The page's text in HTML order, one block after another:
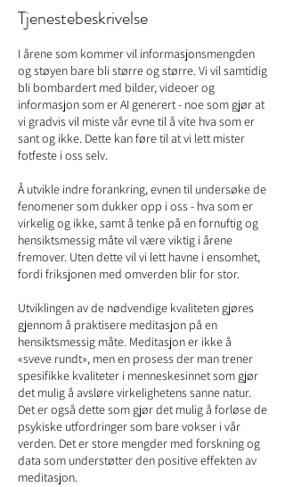
Tjenestebeskrivelse
I årene som kommer vil informasjonsmengden
og støyen bare bli større og større. Vi vil samtidig
bli bombardert med bilder, videoer og
informasjon som er AI generert - noe som gjør at
vi gradvis vil miste vår evne til å vite hva som er
sant og ikke. Dette kan føre til at vi lett mister
fotfeste i oss selv.
Å utvikle indre forankring, evnen til undersøke de
fenomener som dukker opp i oss - hva som er
virkelig og ikke, samt å tenke på en fornuftig og
hensiktsmessig måte vil være viktig i årene
fremover. Uten dette vil vi lett havne i ensomhet,
fordi friksjonen med omverden blir for stor.
Utviklingen av de nødvendige kvaliteten gjøres
gjennom å praktisere meditasjon på en
hensiktsmessig måte. Meditasjon er ikke å
«sveve rundt», men en prosess der man trener
spesifikke kvaliteter i menneskesinnet som gjør
det mulig å avsløre virkelighetens sanne natur.
Det er også dette som gjør det mulig å forløse de
psykiske utfordringer som bare vokser i vår
verden. Det er store mengder med forskning og
data som understøtter den positive effekten av
meditasjon.